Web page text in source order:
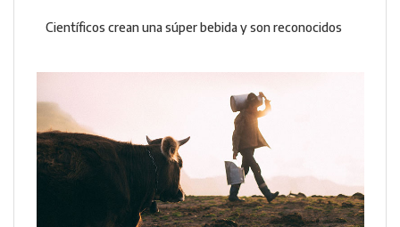
Científicos crean una súper bebida y son reconocidos